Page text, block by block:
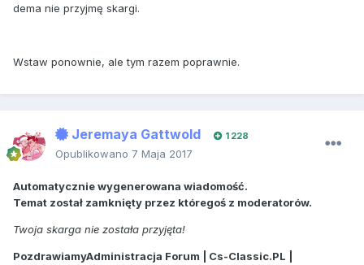
dema nie przyjmę skargi.
Wstaw ponownie, ale tym razem poprawnie.
Jeremaya Gattwold 1 228
Opublikowano 7 Maja 2017
Automatycznie wygenerowana wiadomość.
Temat został zamknięty przez któregoś z moderatorów.
Twoja skarga nie została przyjęta!
PozdrawiamyAdministracja Forum | Cs-Classic.PL |